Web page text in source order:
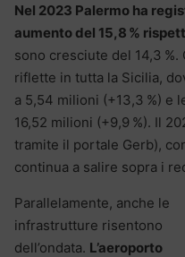
Nel 2023 Palermo ha
aumento del 15,8 %
sono cresciute del 14,3
riflette in tutta la Sicilia,
a 5,54 milioni (+13,3 %) e
16,52 milioni (+9,9 %). Il
tramite il portale Gerb),
continua a salire sopra i
Parallelamente, anche le
infrastrutture risentono
dell’ondata. L’aeroporto